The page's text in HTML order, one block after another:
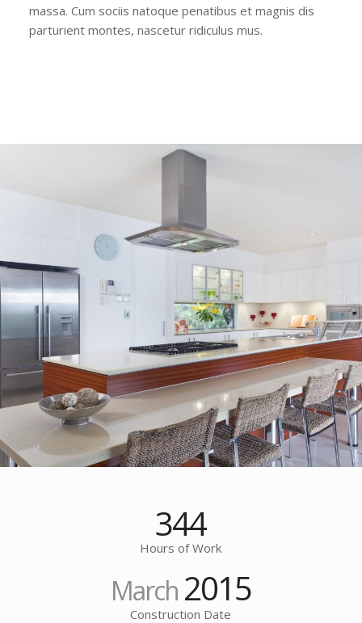
massa. Cum sociis natoque penatibus et magnis dis
parturient montes, nascetur ridiculus mus.
344
Hours of Work
March 2015
Construction Date